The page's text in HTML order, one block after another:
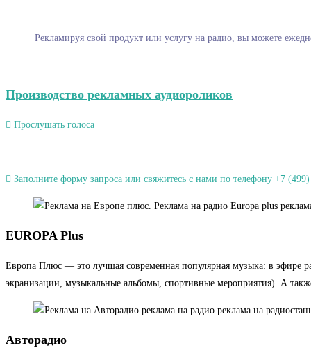
Рекламируя свой продукт или услугу на радио, вы можете
Производство рекламных аудиороликов
Прослушать голоса
Заполните форму запроса или свяжитесь с нами по телефону +7
EUROPA Plus
Европа Плюс — это лучшая современная популярная музыка: в эфире
экранизации, музыкальные альбомы, спортивные мероприятия). А
Авторадио